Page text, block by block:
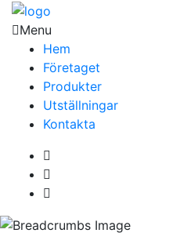
Menu
Hem
Företaget
Produkter
Utställningar
Kontakta